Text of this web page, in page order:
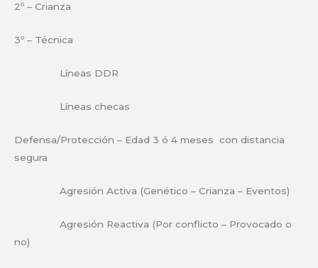
2º – Crianza
3º – Técnica
Líneas DDR
Líneas checas
Defensa/Protección – Edad 3 ó 4 meses con distancia
segura
Agresión Activa (Genético – Crianza – Eventos)
Agresión Reactiva (Por conflicto – Provocado o
no)